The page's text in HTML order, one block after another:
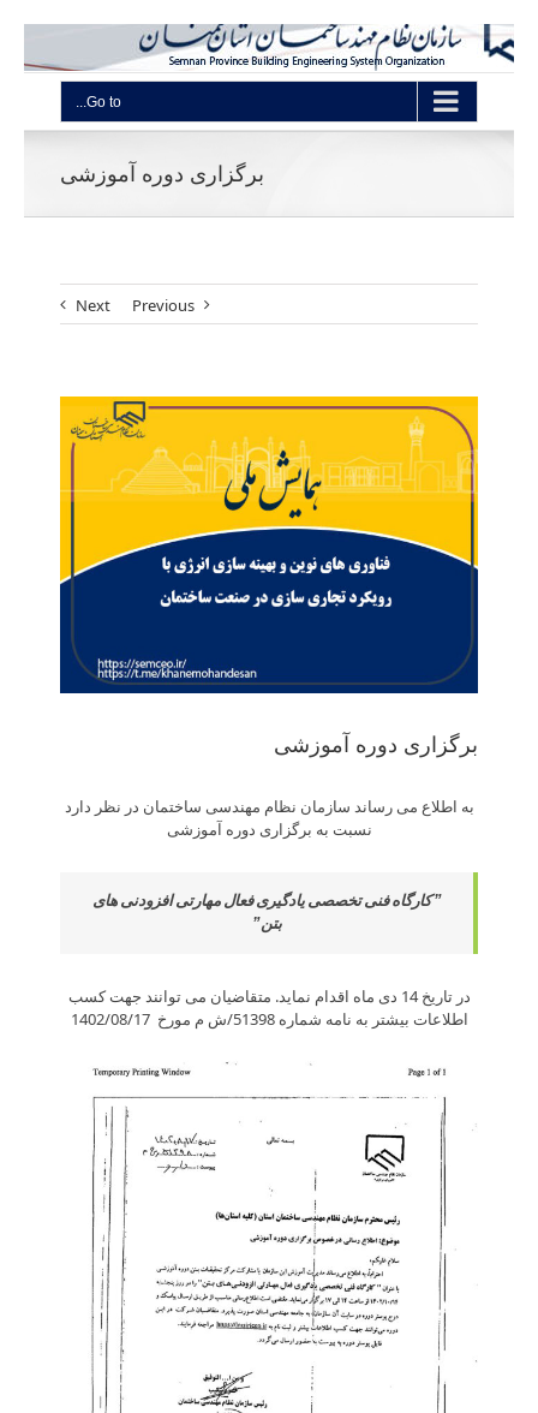
Go to...
برگزاری دوره آموزشی
Previous
Next
View
Larger
Image
برگزاری دوره آموزشی
به اطلاع می­ رساند سازمان نظام مهندسی ساختمان در نظر دارد
نسبت به برگزاری دوره آموزشی
” کارگاه فنی تخصصی یادگیری فعال مهارتی افزودنی های
بتن”
در تاریخ 14 دی ماه اقدام نماید. متقاضیان می توانند جهت کسب
اطلاعات بیشتر به نامه شماره 51398/ش م مورخ 1402/08/17